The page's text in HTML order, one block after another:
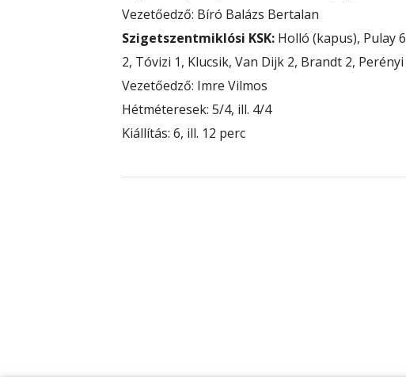
Vezetőedző: Bíró Balázs Bertalan
Szigetszentmiklósi KSK: Holló (kapus), Pulay
2, Tóvizi 1, Klucsik, Van Dijk 2, Brandt 2,
Vezetőedző: Imre Vilmos
Hétméteresek: 5/4, ill. 4/4
Kiállítás: 6, ill. 12 perc